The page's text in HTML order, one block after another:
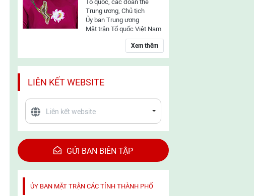
Tổ quốc, các đoàn thể
Trung ương, Chủ tịch
Ủy ban Trung ương
Mặt trận Tổ quốc Việt Nam
Xem thêm
LIÊN KẾT WEBSITE
GỬI BAN BIÊN TẬP
ỦY BAN MẶT TRẬN CÁC TỈNH THÀNH PHỐ